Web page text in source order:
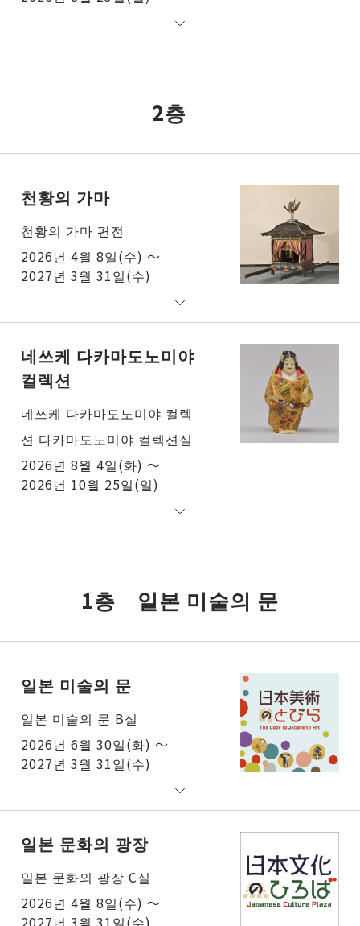
2층
천황의 가마
천황의 가마 편전
2026년 4월 8일(수) ～
2027년 3월 31일(수)
네쓰케 다카마도노미야
컬렉션
네쓰케 다카마도노미야 컬렉
션 다카마도노미야 컬렉션실
2026년 8월 4일(화) ～
2026년 10월 25일(일)
1층 일본 미술의 문
일본 미술의 문
일본 미술의 문 B실
2026년 6월 30일(화) ～
2027년 3월 31일(수)
일본 문화의 광장
일본 문화의 광장 C실
2026년 4월 8일(수) ～